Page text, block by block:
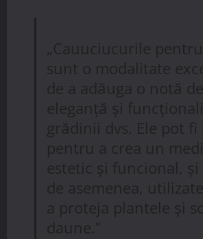
„Cauuciucurile
sunt o modalitate
de a adăuga o notă de
eleganță și
grădinii dvs. Ele pot
pentru a crea un
estetic și funcional,
de asemenea,
a proteja plantele și
daune.”